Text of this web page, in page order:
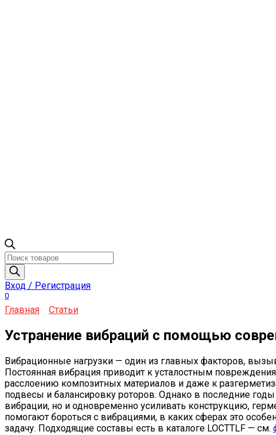
Поиск
товаров
Вход / Регистрация
0
Главная Статьи
Устранение вибраций с помощью
Вибрационные нагрузки — один из главных факторов,
Постоянная вибрация приводит к усталостным
расслоению композитных материалов и даже к
подвесы и балансировку роторов. Однако в последние
вибрации, но и одновременно усиливать конструкцию,
помогают бороться с вибрациями, в каких сферах это
задачу. Подходящие составы есть в каталоге LOCTTLF — см.